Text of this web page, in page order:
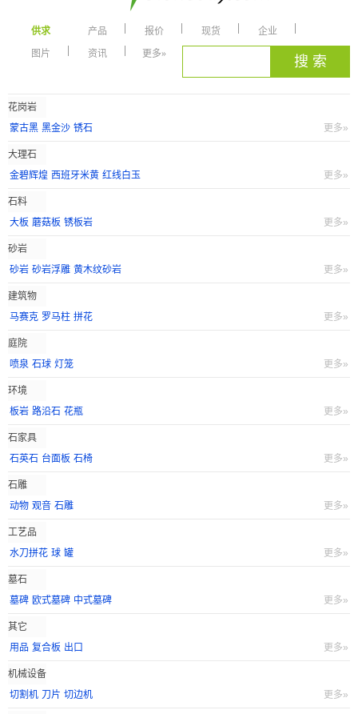
供求 产品 报价 现货
企业
图片
资讯 更多»
花岗岩
蒙古黑 黑金沙 锈石 更多»
大理石
金碧辉煌 西班牙米黄 红线白玉 更多»
石料
大板 蘑菇板 锈板岩 更多»
砂岩
砂岩 砂岩浮雕 黄木纹砂岩 更多»
建筑物
马赛克 罗马柱 拼花 更多»
庭院
喷泉 石球 灯笼 更多»
环境
板岩 路沿石 花瓶 更多»
石家具
石英石 台面板 石椅 更多»
石雕
动物 观音 石雕 更多»
工艺品
水刀拼花 球 罐 更多»
墓石
墓碑 欧式墓碑 中式墓碑 更多»
其它
用品 复合板 出口 更多»
机械设备
切割机 刀片 切边机 更多»